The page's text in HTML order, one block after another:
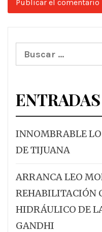
Buscar:
INNOMBRABLE
DE TIJUANA
ARRANCA LEO
REHABILITACIÓN
HIDRÁULICO DE
GANDHI